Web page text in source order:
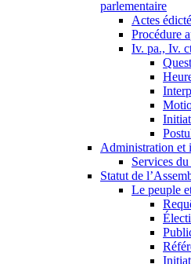
parlementaire
Actes
Procédure
Iv. pa., Iv.
Administration et
Services
Statut de
Le peuple